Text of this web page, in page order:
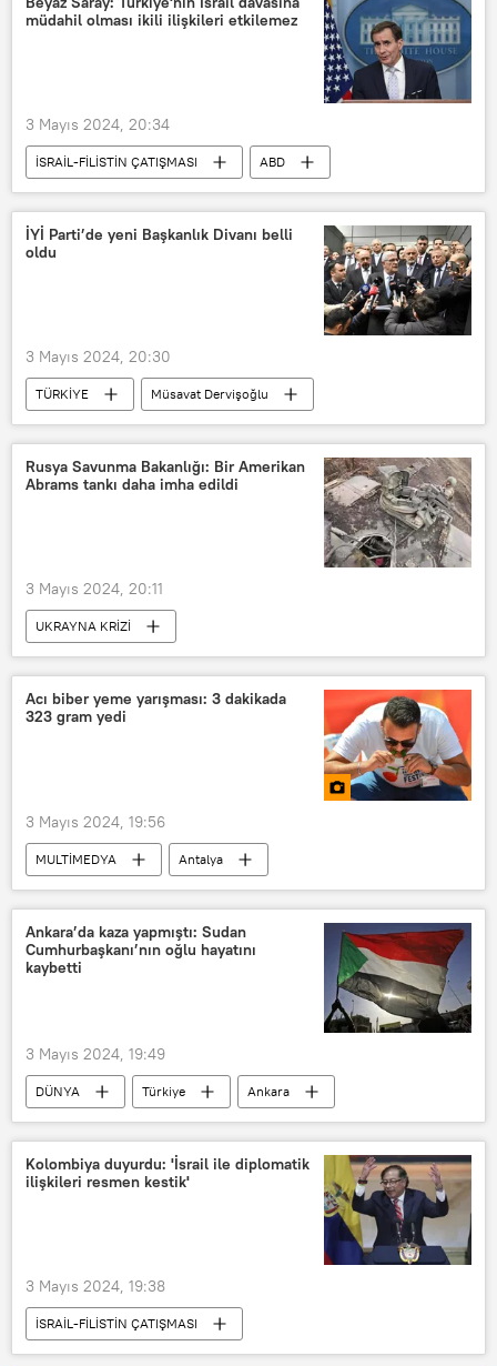
müdahil olması ikili ilişkileri etkilemez
3 Mayıs 2024, 20:34
İSRAİL-FİLİSTİN ÇATIŞMASI
ABD
Beyaz Saray
John Kirby
İsrail
İsrail-Filistin
Soykırım
UCM
İYİ Parti’de yeni Başkanlık Divanı belli
oldu
3 Mayıs 2024, 20:30
TÜRKİYE
Müsavat Dervişoğlu
Genel İdare Kurulu (GİK)
İYİ Parti
Rusya Savunma Bakanlığı: Bir Amerikan
Abrams tankı daha imha edildi
3 Mayıs 2024, 20:11
UKRAYNA KRİZİ
Rusya Savunma Bakanlığı
Ukrayna ordusu
Abrams
IRIS-T
Acı biber yeme yarışması: 3 dakikada
323 gram yedi
3 Mayıs 2024, 19:56
MULTİMEDYA
Antalya
FOTOĞRAF
Biber
Acı biber
Kumluca
Kumluca Belediyesi
Yarışma
Ankara’da kaza yapmıştı: Sudan
Cumhurbaşkanı’nın oğlu hayatını
kaybetti
3 Mayıs 2024, 19:49
DÜNYA Türkiye
Ankara
Sudan
Sudan Egemenlik Konseyi
Abdulfettah el-Burhan
Trafik kazası
Kolombiya duyurdu: 'İsrail ile diplomatik
ilişkileri resmen kestik'
3 Mayıs 2024, 19:38
İSRAİL-FİLİSTİN ÇATIŞMASI
Kolombiya
Gustavo Petro